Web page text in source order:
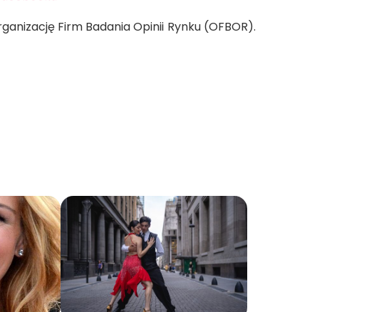
Firm Badania Opinii Rynku (OFBOR).